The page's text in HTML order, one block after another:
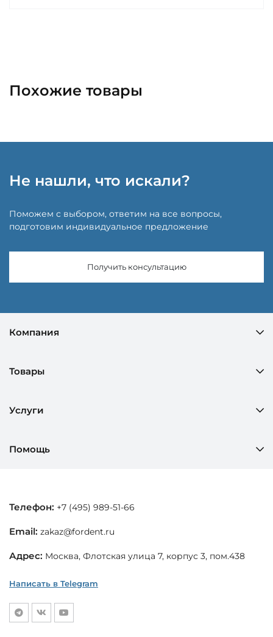
Похожие товары
Не нашли, что искали?
Поможем с выбором, ответим на все вопросы,
подготовим индивидуальное предложение
Получить консультацию
Компания
Товары
Услуги
Помощь
Телефон: +7 (495) 989-51-66
Email: zakaz@fordent.ru
Адрес: Москва, Флотская улица 7, корпус 3, пом.438
Написать в Telegram